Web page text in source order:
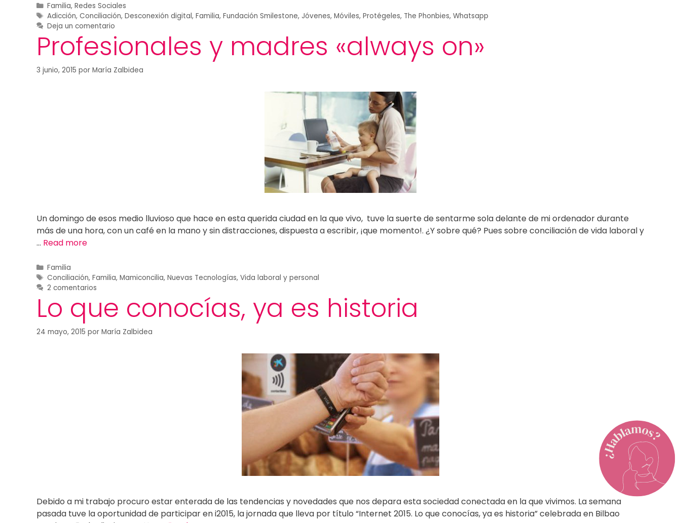
Familia,Redes Sociales
Adicción,Conciliación,Desconexión digital,Familia,Fundación Smilestone, Jóvenes,Móviles,Protégeles, The Phonbies,Whatsapp
Deja un comentario
Profesionales y madres «always on»
3 junio, 2015 por María Zalbidea
Un domingo de esos medio lluvioso que hace en esta querida ciudad en la que vivo, tuve la suerte de sentarme sola delante de mi ordenador durante
más de una hora, con un café en la mano y sin distracciones, dispuesta a escribir, ¡que momento!. ¿Y sobre qué? Pues sobre conciliación de vida laboral y
… Read more
Familia
Conciliación,Familia,Mamiconcilia,Nuevas Tecnologías,Vida laboral y personal
2 comentarios
Lo que conocías, ya es historia
24 mayo, 2015 por María Zalbidea
Debido a mi trabajo procuro estar enterada de las tendencias y novedades que nos depara esta sociedad conectada en la que vivimos. La semana
pasada tuve la oportunidad de participar en i2015, la jornada que lleva por título “Internet 2015. Lo que conocías, ya es historia” celebrada en Bilbao